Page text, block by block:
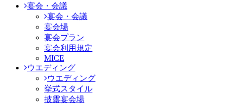
宴会・会議
宴会・会議
宴会場
宴会プラン
宴会利用規定
MICE
ウエディング
ウエディング
挙式スタイル
披露宴会場